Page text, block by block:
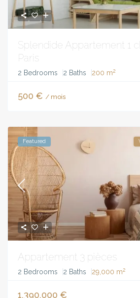
Splendide Appartement 1
Paris
2 Bedrooms 2 Baths 200 m2
500 € / mois
Featured
Appartement 3 pièces
2 Bedrooms 2 Baths 29,000 m2
1,390,000 €